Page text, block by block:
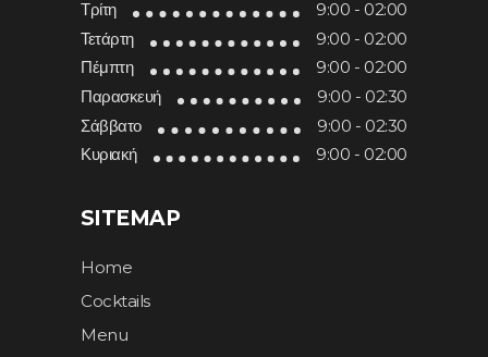
Τρίτη
9:00 - 02:00
Τετάρτη
9:00 - 02:00
Πέμπτη
9:00 - 02:00
Παρασκευή
9:00 - 02:30
Σάββατο
9:00 - 02:30
Κυριακή
9:00 - 02:00
SITEMAP
Home
Cocktails
Menu